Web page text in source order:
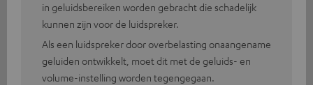
in geluidsbereiken worden gebracht die schadelijk
kunnen zijn voor de luidspreker.
Als een luidspreker door overbelasting onaangename
geluiden ontwikkelt, moet dit met de geluids- en
volume-instelling worden tegengegaan.